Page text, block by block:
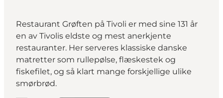
Restaurant Grøften på Tivoli er med sine 131 år
en av Tivolis eldste og mest anerkjente
restauranter. Her serveres klassiske danske
matretter som rullepølse, flæskestek og
fiskefilet, og så klart mange forskjellige ulike
smørbrød.